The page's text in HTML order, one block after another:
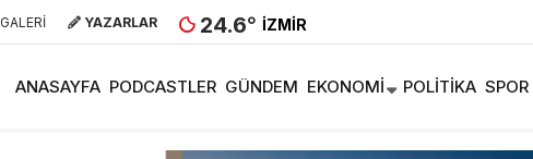
GALERİ YAZARLAR 24.6° İZMIR
ANASAYFA PODCASTLER GÜNDEM EKONOMI POLITIKA SPOR